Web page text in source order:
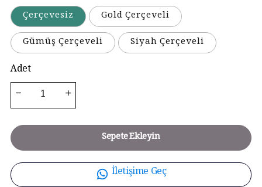
Çerçevesiz
Gold Çerçeveli
Gümüş Çerçeveli
Siyah Çerçeveli
Adet
Sepete Ekleyin
İletişime Geç